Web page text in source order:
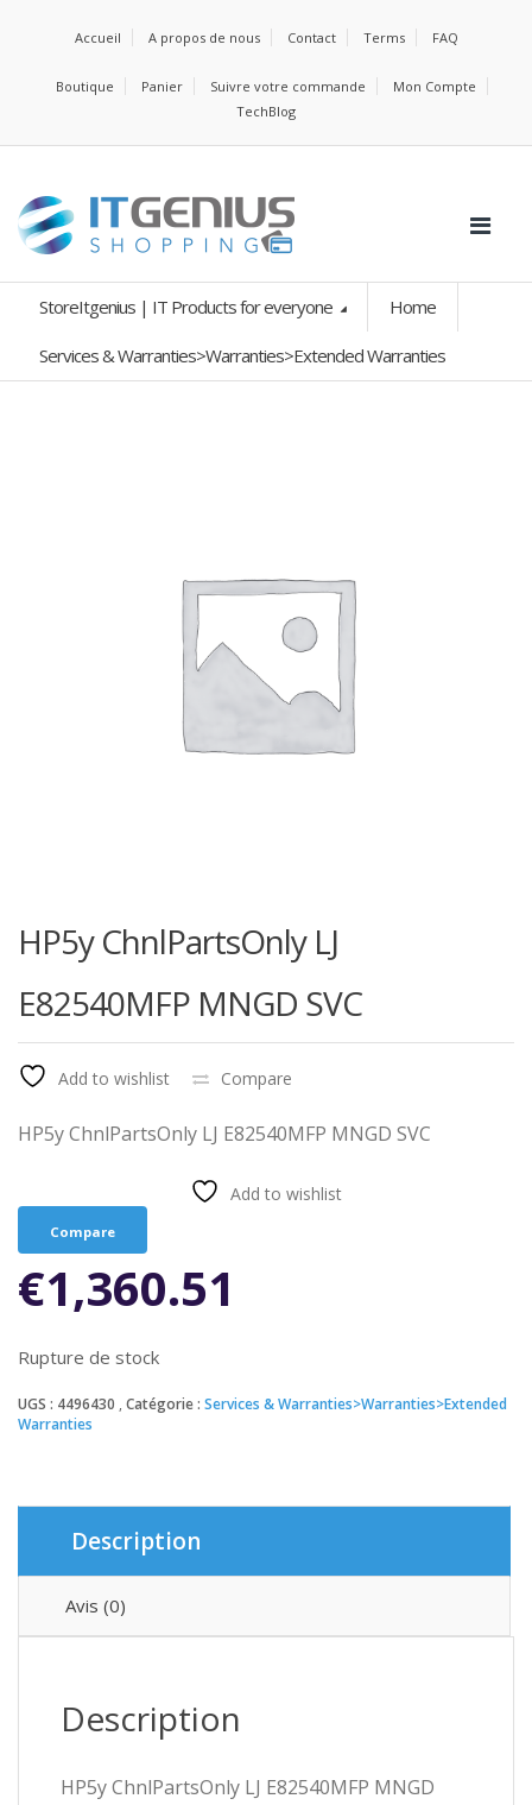
Accueil A propos de nous Contact Terms FAQ
Boutique Panier Suivre votre commande
Mon Compte
TechBlog
StoreItgenius | IT Products for everyone Home
Services & Warranties>Warranties>Extended Warranties
HP5y ChnlPartsOnly LJ
E82540MFP MNGD SVC
Add to wishlist Compare
HP5y ChnlPartsOnly LJ E82540MFP MNGD SVC
Add to wishlist
Compare
€1,360.51
Rupture de stock
UGS : 4496430 Catégorie : Services & Warranties>Warranties>Extended
Warranties
Description
Avis (0)
Description
HP5y ChnlPartsOnly LJ E82540MFP MNGD